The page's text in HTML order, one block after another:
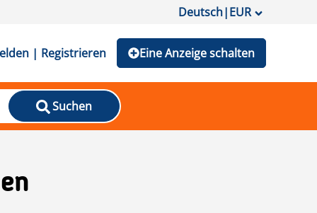
Deutsch|EUR
| Registrieren Eine Anzeige schalten
Suchen